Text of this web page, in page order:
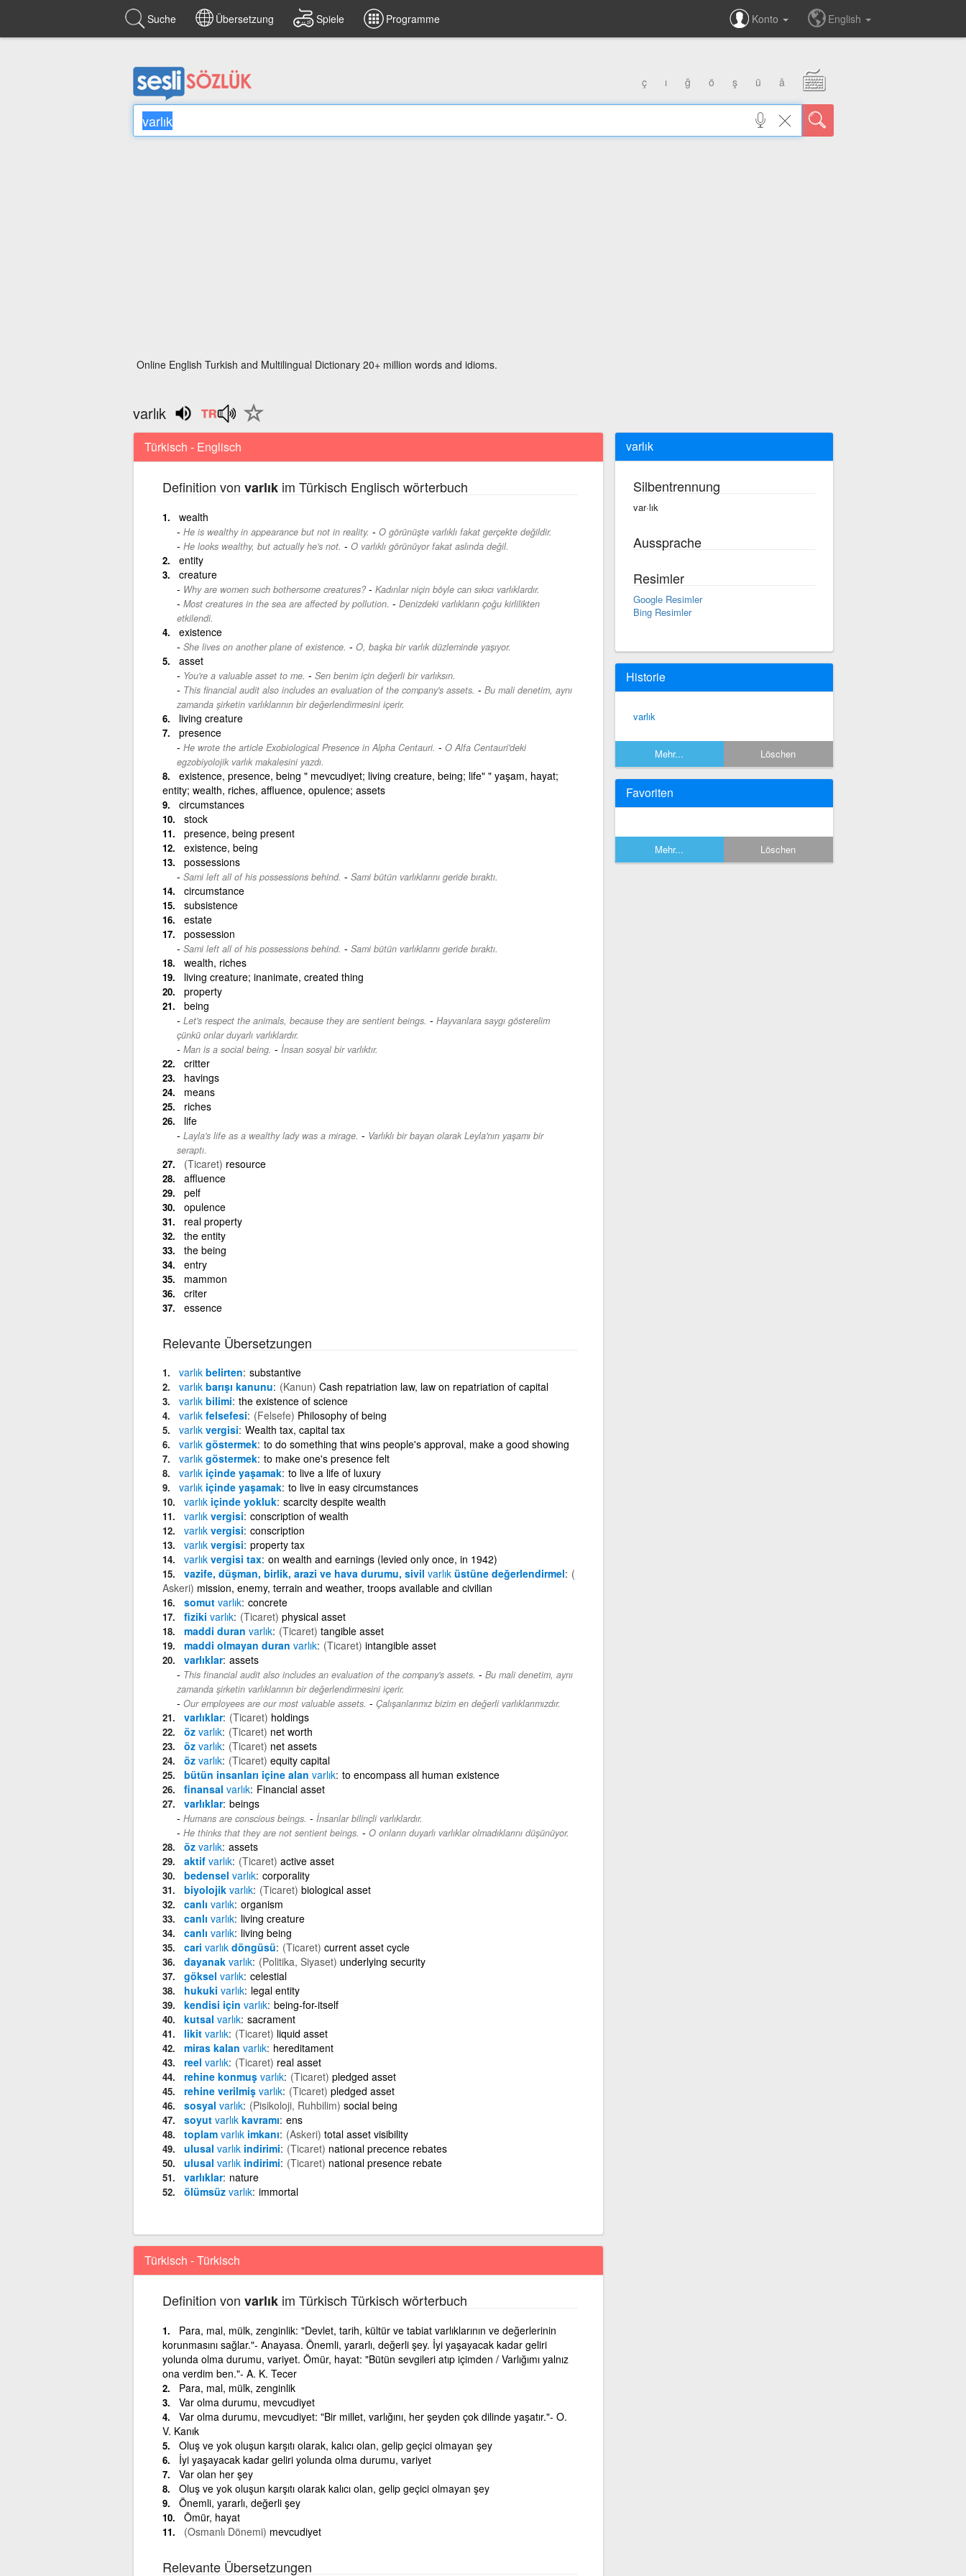
Suche Übersetzung Spiele Programme Konto English
ç ı ğ ö ş ü â
Online English Turkish and Multilingual Dictionary 20+ million words and idioms.
varlık
Türkisch - Englisch
Definition von varlıkim Türkisch Englisch wörterbuch
wealth
He is wealthy in appearance but not in reality. - O görünüşte varlıklı fakat gerçekte değildir.
He looks wealthy, but actually he's not. - O varlıklı görünüyor fakat aslında değil.
entity
creature
Why are women such bothersome creatures?- Kadınlar niçin böyle can sıkıcı varlıklardır.
Most creatures in the sea are affected by pollution. - Denizdeki varlıkların çoğu kirlilikten
etkilendi.
existence
She lives on another plane of existence. - O, başka bir varlık düzleminde yaşıyor.
asset
You're a valuable asset to me. - Sen benim için değerli bir varlıksın.
This financial audit also includes an evaluation of the company's assets. - Bu mali denetim, aynı
zamanda şirketin varlıklarının bir değerlendirmesini içerir.
living creature
presence
He wrote the article Exobiological Presence in Alpha Centauri. - O Alfa Centauri'deki
egzobiyolojik varlık makalesini yazdı.
existence, presence, being " mevcudiyet; living creature, being; life" " yaşam, hayat;
entity; wealth, riches, affluence, opulence; assets
circumstances
stock
presence, being present
existence, being
possessions
Sami left all of his possessions behind. - Sami bütün varlıklarını geride bıraktı.
circumstance
subsistence
estate
possession
Sami left all of his possessions behind. - Sami bütün varlıklarını geride bıraktı.
wealth, riches
living creature; inanimate, created thing
property
being
Let's respect the animals, because they are sentient beings. - Hayvanlara saygı gösterelim
çünkü onlar duyarlı varlıklardır.
Man is a social being. - İnsan sosyal bir varlıktır.
critter
havings
means
riches
life
Layla's life as a wealthy lady was a mirage. - Varlıklı bir bayan olarak Leyla'nın yaşamı bir
seraptı.
(Ticaret) resource
affluence
pelf
opulence
real property
the entity
the being
entry
mammon
criter
essence
Relevante Übersetzungen
varlıkbelirten substantive
varlıkbarışı kanunu (Kanun) Cash repatriation law, law on repatriation of capital
varlıkbilimi the existence of science
varlıkfelsefesi (Felsefe) Philosophy of being
varlıkvergisi Wealth tax, capital tax
varlıkgöstermek to do something that wins people's approval, make a good showing
varlıkgöstermek to make one's presence felt
varlıkiçinde yaşamak to live a life of luxury
varlıkiçinde yaşamak to live in easy circumstances
varlıkiçinde yokluk scarcity despite wealth
varlıkvergisi conscription of wealth
varlıkvergisi conscription
varlıkvergisi property tax
varlıkvergisi tax on wealth and earnings (levied only once, in 1942)
vazife, düşman, birlik, arazi ve hava durumu, sivil varlıküstüne değerlendirmel (
Askeri) mission, enemy, terrain and weather, troops available and civilian
somut varlık concrete
fiziki varlık (Ticaret) physical asset
maddi duran varlık (Ticaret) tangible asset
maddi olmayan duran varlık (Ticaret) intangible asset
varlıklar assets
This financial audit also includes an evaluation of the company's assets. - Bu mali denetim, aynı
zamanda şirketin varlıklarının bir değerlendirmesini içerir.
Our employees are our most valuable assets. - Çalışanlarımız bizim en değerli varlıklarımızdır.
varlıklar (Ticaret) holdings
öz varlık (Ticaret) net worth
öz varlık (Ticaret) net assets
öz varlık (Ticaret) equity capital
bütün insanları içine alan varlık to encompass all human existence
finansal varlık Financial asset
varlıklar beings
Humans are conscious beings. - İnsanlar bilinçli varlıklardır.
He thinks that they are not sentient beings. - O onların duyarlı varlıklar olmadıklarını düşünüyor.
öz varlık assets
aktif varlık (Ticaret) active asset
bedensel varlık corporality
biyolojik varlık (Ticaret) biological asset
canlı varlık organism
canlı varlık living creature
canlı varlık living being
cari varlıkdöngüsü (Ticaret) current asset cycle
dayanak varlık (Politika, Siyaset) underlying security
göksel varlık celestial
hukuki varlık legal entity
kendisi için varlık being-for-itself
kutsal varlık sacrament
likit varlık (Ticaret) liquid asset
miras kalan varlık hereditament
reel varlık (Ticaret) real asset
rehine konmuş varlık (Ticaret) pledged asset
rehine verilmiş varlık (Ticaret) pledged asset
sosyal varlık (Pisikoloji, Ruhbilim) social being
soyut varlıkkavramı ens
toplam varlıkimkanı (Askeri) total asset visibility
ulusal varlıkindirimi (Ticaret) national precence rebates
ulusal varlıkindirimi (Ticaret) national presence rebate
varlıklar nature
ölümsüz varlık immortal
Türkisch - Türkisch
Definition von varlıkim Türkisch Türkisch wörterbuch
Para, mal, mülk, zenginlik: "Devlet, tarih, kültür ve tabiat varlıklarının ve değerlerinin
korunmasını sağlar."- Anayasa. Önemli, yararlı, değerli şey. İyi yaşayacak kadar geliri
yolunda olma durumu, variyet. Ömür, hayat: "Bütün sevgileri atıp içimden / Varlığımı yalnız
ona verdim ben."- A. K. Tecer
Para, mal, mülk, zenginlik
Var olma durumu, mevcudiyet
Var olma durumu, mevcudiyet: "Bir millet, varlığını, her şeyden çok dilinde yaşatır."- O.
V. Kanık
Oluş ve yok oluşun karşıtı olarak, kalıcı olan, gelip geçici olmayan şey
İyi yaşayacak kadar geliri yolunda olma durumu, variyet
Var olan her şey
Oluş ve yok oluşun karşıtı olarak kalıcı olan, gelip geçici olmayan şey
Önemli, yararlı, değerli şey
Ömür, hayat
(Osmanlı Dönemi) mevcudiyet
Relevante Übersetzungen
varlık
Silbentrennung
var·lık
Aussprache
Resimler
Google Resimler
Bing Resimler
Historie
varlık
Mehr... Löschen
Favoriten
Mehr... Löschen